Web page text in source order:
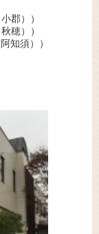
郡））
穂））
知須））